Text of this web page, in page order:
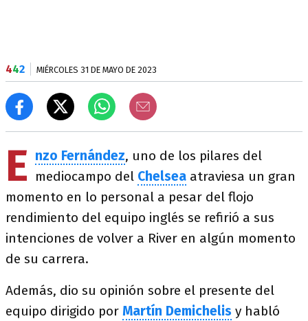
442 MIÉRCOLES 31 DE MAYO DE 2023
E nzo Fernández, uno de los pilares del
mediocampo del Chelsea atraviesa un gran
momento en lo personal a pesar del flojo
rendimiento del equipo inglés se refirió a sus
intenciones de volver a River en algún momento
de su carrera.
Además, dio su opinión sobre el presente del
equipo dirigido por Martín Demichelis y habló